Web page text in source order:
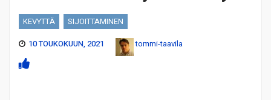
KEVYTTÄ
SIJOITTAMINEN
10 TOUKOKUUN, 2021
tommi-taavila